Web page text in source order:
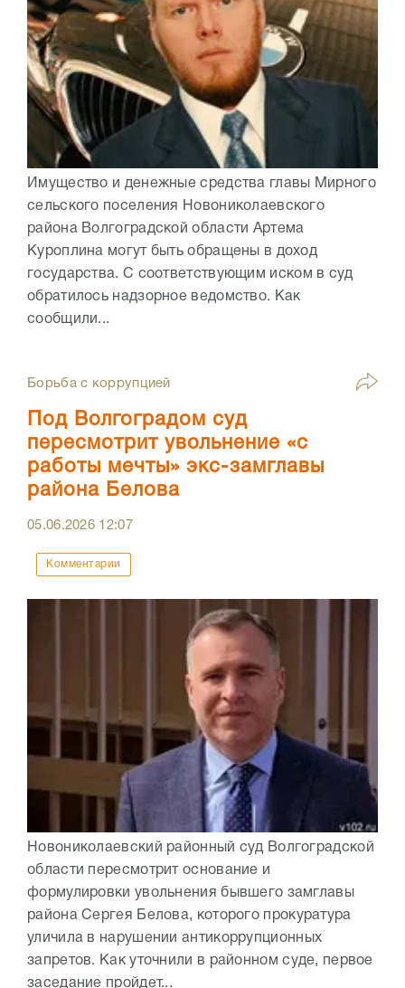
Имущество и денежные средства главы Мирного
сельского поселения Новониколаевского
района Волгоградской области Артема
Куроплина могут быть обращены в доход
государства. С соответствующим иском в суд
обратилось надзорное ведомство. Как
сообщили...
Борьба с коррупцией
Под Волгоградом суд
пересмотрит увольнение «с
работы мечты» экс-замглавы
района Белова
05.06.2026 12:07
Комментарии
Новониколаевский районный суд Волгоградской
области пересмотрит основание и
формулировки увольнения бывшего замглавы
района Сергея Белова, которого прокуратура
уличила в нарушении антикоррупционных
запретов. Как уточнили в районном суде, первое
заседание пройдет...